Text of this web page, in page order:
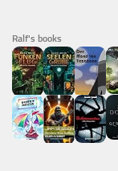
Ralf's books